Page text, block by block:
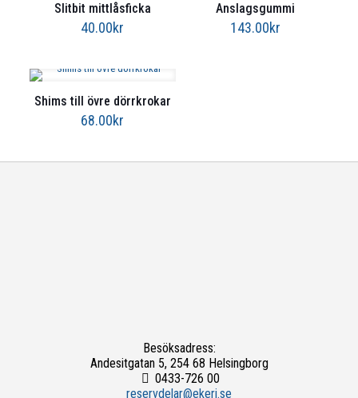
Slitbit mittlåsficka
40.00kr
Anslagsgummi
143.00kr
Shims till övre dörrkrokar
68.00kr
Besöksadress:
Andesitgatan 5, 254 68 Helsingborg
0433-726 00
reservdelar@ekeri.se